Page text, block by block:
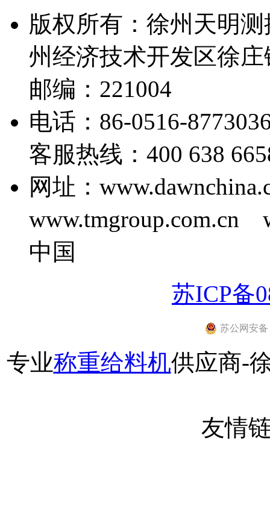
版权所有：徐州天明
州经济技术开发区徐
邮编：221004
电话：86-0516-
客服热线：400 638
网址：
www.tmgroup.com.cn
中国
苏ICP备
苏公网安备
专业称重给料机供应商-
友情